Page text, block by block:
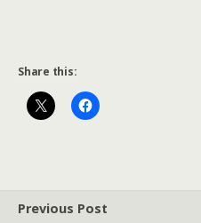
Share this:
Previous Post